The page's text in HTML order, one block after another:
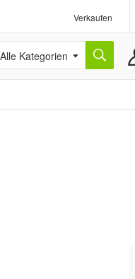
Verkaufen
Alle Kategorien